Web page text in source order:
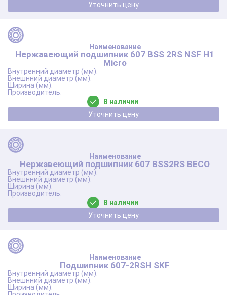
Уточнить цену
Нержавеющий подшипник 607 BSS 2RS NSF Н1
Micro
В наличии
Уточнить цену
Нержавеющий подшипник 607 BSS2RS BECO
В наличии
Уточнить цену
Подшипник 607-2RSH SKF